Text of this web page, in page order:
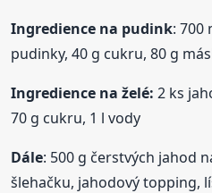
Ingredience na pudink: 700
pudinky, 40 g cukru, 80 g
Ingredience na želé: 2 ks
70 g cukru, 1 l vody
Dále: 500 g čerstvých jahod
šlehačku, jahodový topping,